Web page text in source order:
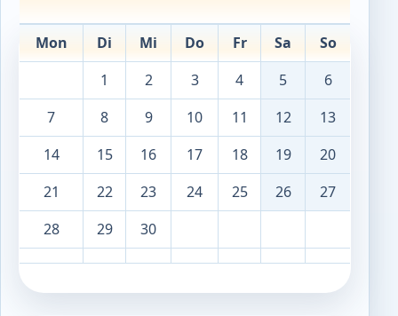
Mon Di Mi Do Fr Sa
So
1
2 3 4 5
6
7
8 9 10 11 12
13
14
15 16 17 18 19
20
21
22 23 24 25 26
27
28
29 30